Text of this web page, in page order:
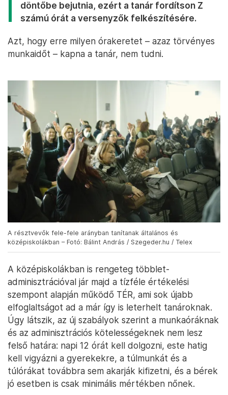
döntőbe bejutnia, ezért a tanár fordítson Z
számú órát a versenyzők felkészítésére.
Azt, hogy erre milyen órakeretet – azaz törvényes
munkaidőt – kapna a tanár, nem tudni.
A résztvevők fele-fele arányban tanítanak általános és
középiskolákban – Fotó: Bálint András / Szegeder.hu / Telex
A középiskolákban is rengeteg többlet-
adminisztrációval jár majd a tízféle értékelési
szempont alapján működő TÉR, ami sok újabb
elfoglaltságot ad a már így is leterhelt tanároknak.
Úgy látszik, az új szabályok szerint a munkaóráknak
és az adminisztrációs kötelességeknek nem lesz
felső határa: napi 12 órát kell dolgozni, este hatig
kell vigyázni a gyerekekre, a túlmunkát és a
túlórákat továbbra sem akarják kifizetni, és a bérek
jó esetben is csak minimális mértékben nőnek.